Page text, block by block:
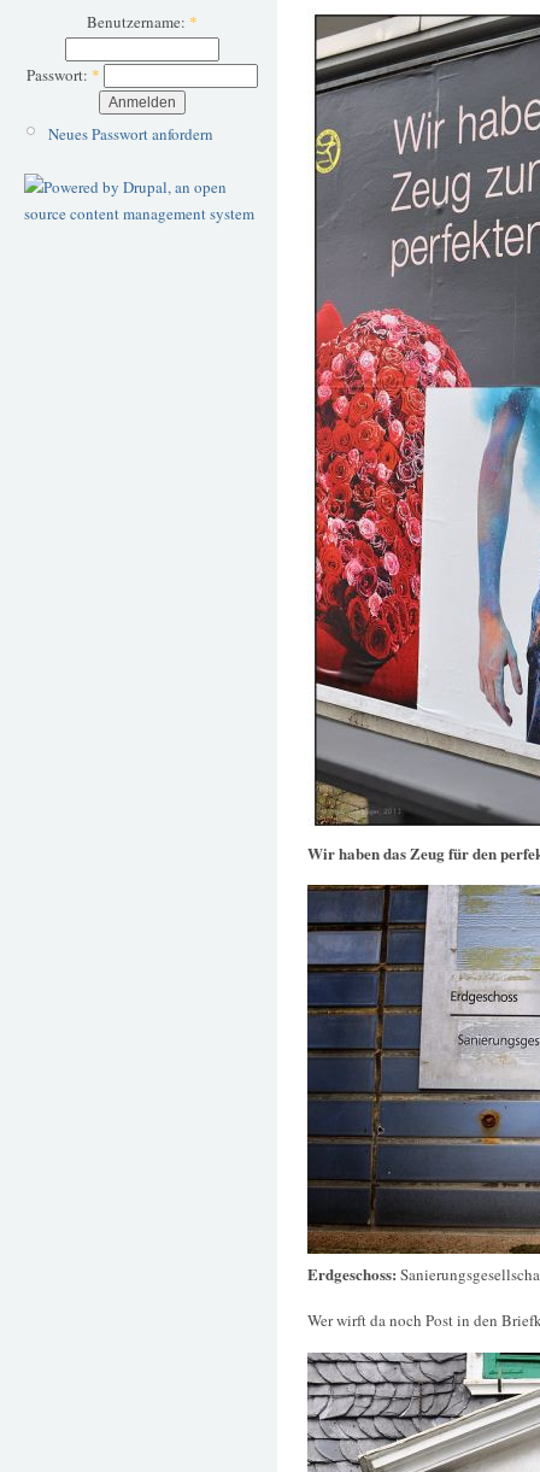
Benutzername: *
Passwort: *
Neues Passwort anfordern
Wir haben das Zeug für den
Erdgeschoss:
Wer wirft da noch Post in den